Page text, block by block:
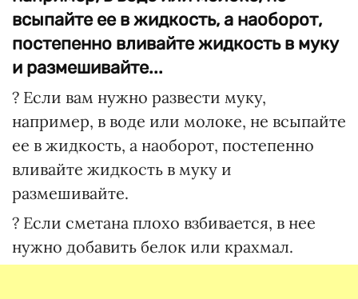
всыпайте ее в жидкость, а наоборот,
постепенно вливайте жидкость в муку
и размешивайте...
? Если вам нужно развести муку,
например, в воде или молоке, не всыпайте
ее в жидкость, а наоборот, постепенно
вливайте жидкость в муку и
размешивайте.
? Если сметана плохо взбивается, в нее
нужно добавить белок или крахмал.